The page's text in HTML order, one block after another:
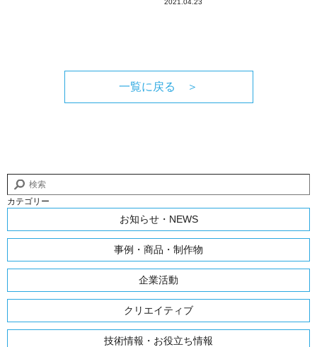
一覧に戻る ＞
カテゴリー
お知らせ・NEWS
事例・商品・制作物
企業活動
クリエイティブ
技術情報・お役立ち情報